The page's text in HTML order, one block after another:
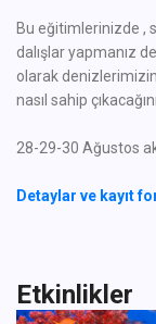
Bu eğitimlerinizde ,
dalışlar yapmanız
olarak
nasıl sahip
28-29-30 Ağustos
Detaylar ve kayıt
Etkinlikler